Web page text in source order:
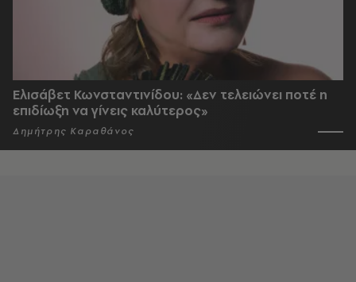
Ελισάβετ Κωνσταντινίδου: «Δεν τελειώνει ποτέ η
επιδίωξη να γίνεις καλύτερος»
Δημήτρης Καραθάνος